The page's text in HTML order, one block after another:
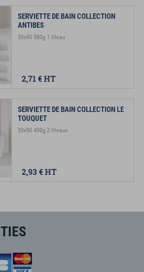
SERVIETTE DE BAIN COLLECTION
ANTIBES
50x90 380g 1 liteau
2,71 €HT
SERVIETTE DE BAIN COLLECTION LE
TOUQUET
50x90 400g 2 liteaux
2,93 €HT